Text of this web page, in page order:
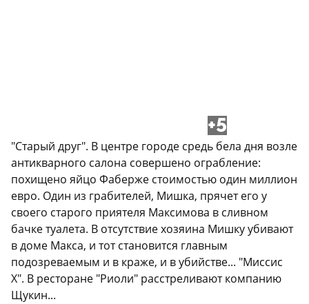
+5
"Старый друг". В центре городе средь бела дня возле
антикварного салона совершено ограбление:
похищено яйцо Фаберже стоимостью один миллион
евро. Один из грабителей, Мишка, прячет его у
своего старого приятеля Максимова в сливном
бачке туалета. В отсутствие хозяина Мишку убивают
в доме Макса, и тот становится главным
подозреваемым и в краже, и в убийстве... "Миссис
Х". В ресторане "Риоли" расстреливают компанию
Щукин...